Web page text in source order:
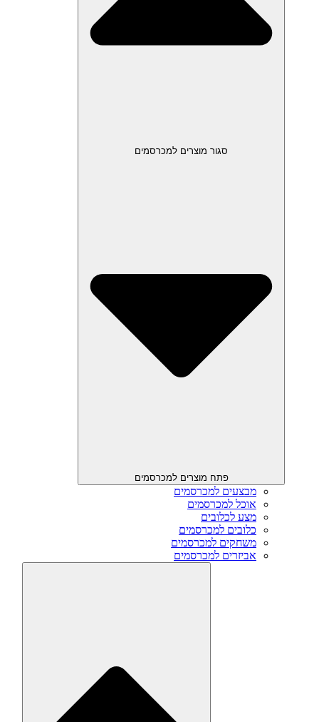
סגור מוצרים למכרסמים
פתח מוצרים למכרסמים
מבצעים למכרסמים
אוכל למכרסמים
מצע לכלובים
כלובים למכרסמים
משחקים למכרסמים
אביזרים למכרסמים